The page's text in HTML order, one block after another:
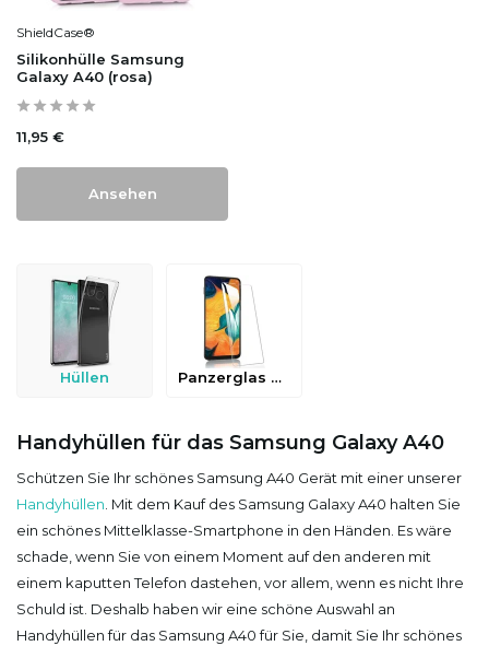
ShieldCase®
Silikonhülle Samsung
Galaxy A40 (rosa)
11,95 €
Ansehen
Hüllen Panzerglas & Schutzfolien
Handyhüllen für das Samsung Galaxy A40
Schützen Sie Ihr schönes Samsung A40 Gerät mit einer unserer
Handyhüllen . Mit dem Kauf des Samsung Galaxy A40 halten Sie
ein schönes Mittelklasse-Smartphone in den Händen. Es wäre
schade, wenn Sie von einem Moment auf den anderen mit
einem kaputten Telefon dastehen, vor allem, wenn es nicht Ihre
Schuld ist. Deshalb haben wir eine schöne Auswahl an
Handyhüllen für das Samsung A40 für Sie, damit Sie Ihr schönes